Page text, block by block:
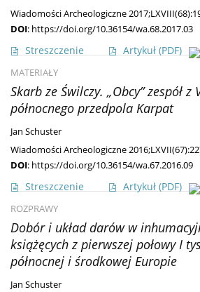
Wiadomości Archeologiczne
DOI: https://doi.org/10.36154/wa.68.2017.03
Streszczenie Artykuł (PDF)
MATERIAŁY
Skarb ze Świlczy. „Obcy” zespół
północnego przedpola Karpat
Jan Schuster
Wiadomości Archeologiczne
DOI: https://doi.org/10.36154/wa.67.2016.09
Streszczenie Artykuł (PDF)
ROZPRAWY
Dobór i układ darów w
książęcych z pierwszej połowy I
północnej i środkowej Europie
Jan Schuster